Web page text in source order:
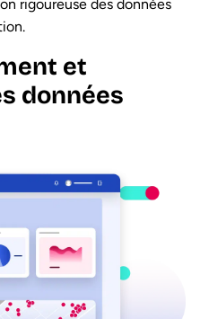
rigoureuse des données
et
données